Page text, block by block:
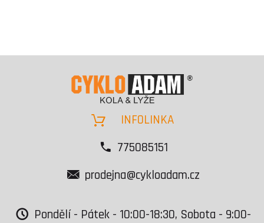
INFOLINKA
775085151
prodejna@cykloadam.cz
Pondělí - Pátek - 10:00-18:30, Sobota - 9:00-